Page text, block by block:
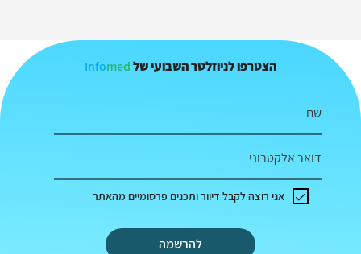
הצטרפו לניוזלטר השבועי של Infomed
שם
דואר אלקטרוני
להרשמה
אני רוצה לקבל דיוור ותכנים פרסומיים מהאתר